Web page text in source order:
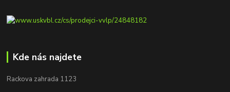
Kde nás najdete
Rackova zahrada 1123